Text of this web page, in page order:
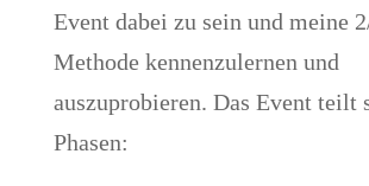
Event dabei zu sein und meine
Methode kennenzulernen und
auszuprobieren. Das Event teilt
Phasen: